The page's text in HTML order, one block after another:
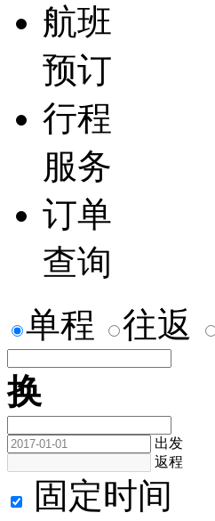
航班
预订
行程
服务
订单
查询
单程
往返
换
出发
返程
固定时间